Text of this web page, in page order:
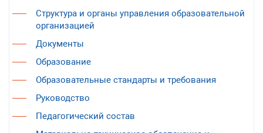
Структура и органы управления образовательной
организацией
Документы
Образование
Образовательные стандарты и требования
Руководство
Педагогический состав